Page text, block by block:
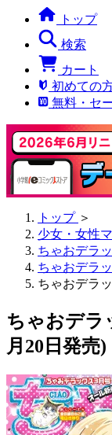
トップ
検索
カート
初めての
無料・セ
トップ ＞
少女・女性
ちゃおデラ
ちゃおデラ
ちゃおデラ
ちゃおデラ
月20日発売)